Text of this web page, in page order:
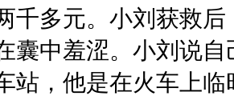
千多元。小刘获救
囊中羞涩。小刘说
站，他是在火车上